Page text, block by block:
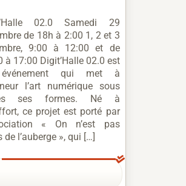
02.0 Samedi 29
de 18h à 2:00 1, 2 et 3
9:00 à 12:00 et de
à 17:00 Digit’Halle 02.0 est
qui met à
l’art numérique sous
ses formes. Né à
ce projet est porté par
« On n’est pas
de l’auberge », qui […]